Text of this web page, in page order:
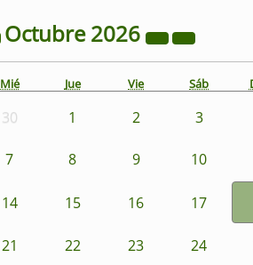
Octubre2026
Mié Jue Vie Sáb
30 1 2 3
7 8 9 10
14 15 16 17
21 22 23 24